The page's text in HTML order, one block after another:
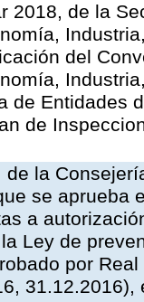
2018, de la
del
de Entidades
de
de la
se aprueba
a
Ley de
por